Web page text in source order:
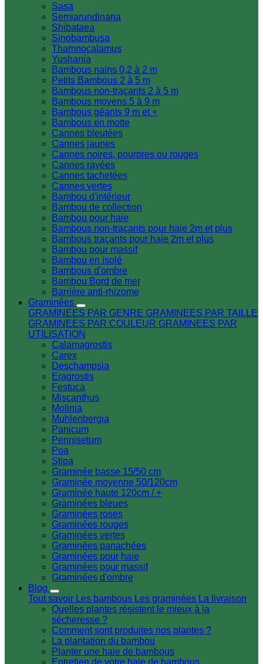
Sasa
Semiarundinaria
Shibataea
Sinobambusa
Thamnocalamus
Yushania
Bambous nains 0,2 à 2 m
Petits Bambous 2 à 5 m
Bambous non-traçants 2 à 5 m
Bambous moyens 5 à 9 m
Bambous géants 9 m et +
Bambous en motte
Cannes bleutées
Cannes jaunes
Cannes noires, pourpres ou rouges
Cannes rayées
Cannes tachetées
Cannes vertes
Bambou d'intérieur
Bambou de collection
Bambou pour haie
Bambous non-traçants pour haie 2m et plus
Bambous traçants pour haie 2m et plus
Bambou pour massif
Bambou en isolé
Bambous d'ombre
Bambou Bord de mer
Barrière anti-rhizome
Graminées
GRAMINEES PAR GENRE GRAMINEES PAR TAILLE
GRAMINEES PAR COULEUR GRAMINEES PAR
UTILISATION
Calamagrostis
Carex
Deschampsia
Eragrostis
Festuca
Miscanthus
Molinia
Muhlenbergia
Panicum
Pennisetum
Poa
Stipa
Graminée basse 15/50 cm
Graminée moyenne 50/120cm
Graminée haute 120cm / +
Graminées bleues
Graminées roses
Graminées rouges
Graminées vertes
Graminées panachées
Graminées pour haie
Graminées pour massif
Graminées d'ombre
Blog
Tout savoir Les bambous Les graminées La livraison
Quelles plantes résistent le mieux à la
sécheresse ?
Comment sont produites nos plantes ?
La plantation du bambou
Planter une haie de bambous
Entretien de votre haie de bambous